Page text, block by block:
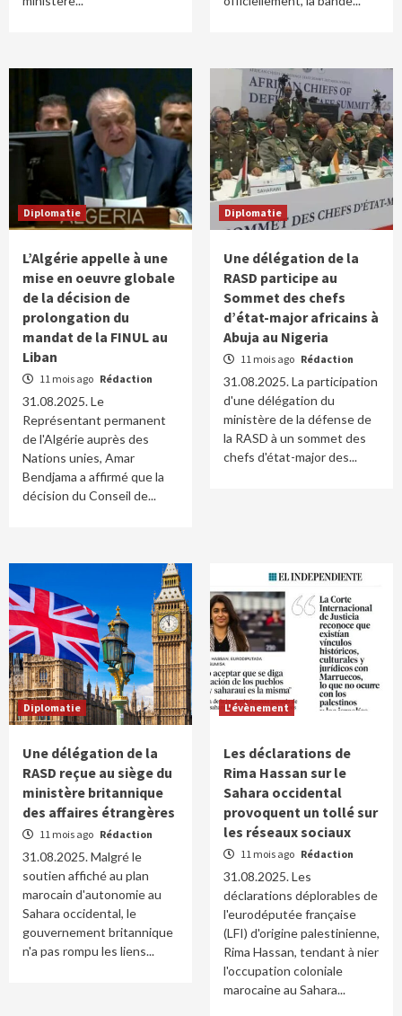
Diplomatie
L’Algérie appelle à une
mise en oeuvre globale
de la décision de
prolongation du
mandat de la FINUL au
Liban
11 mois ago Rédaction
31.08.2025. Le
Représentant permanent
de l'Algérie auprès des
Nations unies, Amar
Bendjama a affirmé que la
décision du Conseil de...
Diplomatie
Une délégation de la
RASD participe au
Sommet des chefs
d’état-major africains à
Abuja au Nigeria
11 mois ago Rédaction
31.08.2025. La participation
d'une délégation du
ministère de la défense de
la RASD à un sommet des
chefs d'état-major des...
Diplomatie
Une délégation de la
RASD reçue au siège du
ministère britannique
des affaires étrangères
11 mois ago Rédaction
31.08.2025. Malgré le
soutien affiché au plan
marocain d'autonomie au
Sahara occidental, le
gouvernement britannique
n'a pas rompu les liens...
L'évènement
Les déclarations de
Rima Hassan sur le
Sahara occidental
provoquent un tollé sur
les réseaux sociaux
11 mois ago Rédaction
31.08.2025. Les
déclarations déplorables de
l'eurodéputée française
(LFI) d'origine palestinienne,
Rima Hassan, tendant à nier
l'occupation coloniale
marocaine au Sahara...